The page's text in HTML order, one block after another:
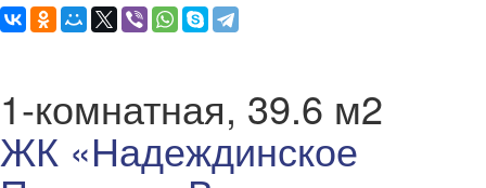
1-комнатная, 39.6 м2
ЖК «Надеждинское